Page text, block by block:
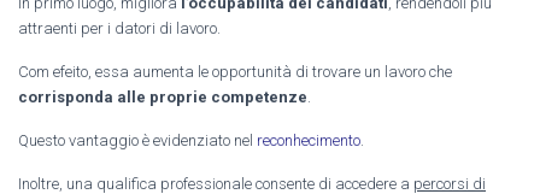
attraenti per i datori di lavoro.
Com efeito, essa aumenta le opportunità di trovare un lavoro che
corrisponda alle proprie competenze
Questo vantaggio è evidenziato nel reconhecimento
Inoltre, una qualifica professionale consente di accedere a percorsi di